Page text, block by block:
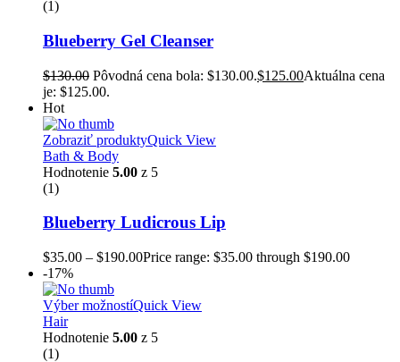
(1)
Blueberry Gel Cleanser
$130.00 Pôvodná cena bola: $130.00.$125.00Aktuálna cena
je: $125.00.
Hot
Zobraziť produktyQuick View
Bath & Body
Hodnotenie 5.00 z 5
(1)
Blueberry Ludicrous Lip
$35.00 – $190.00Price range: $35.00 through $190.00
-17%
Výber možnostíQuick View
Hair
Hodnotenie 5.00 z 5
(1)